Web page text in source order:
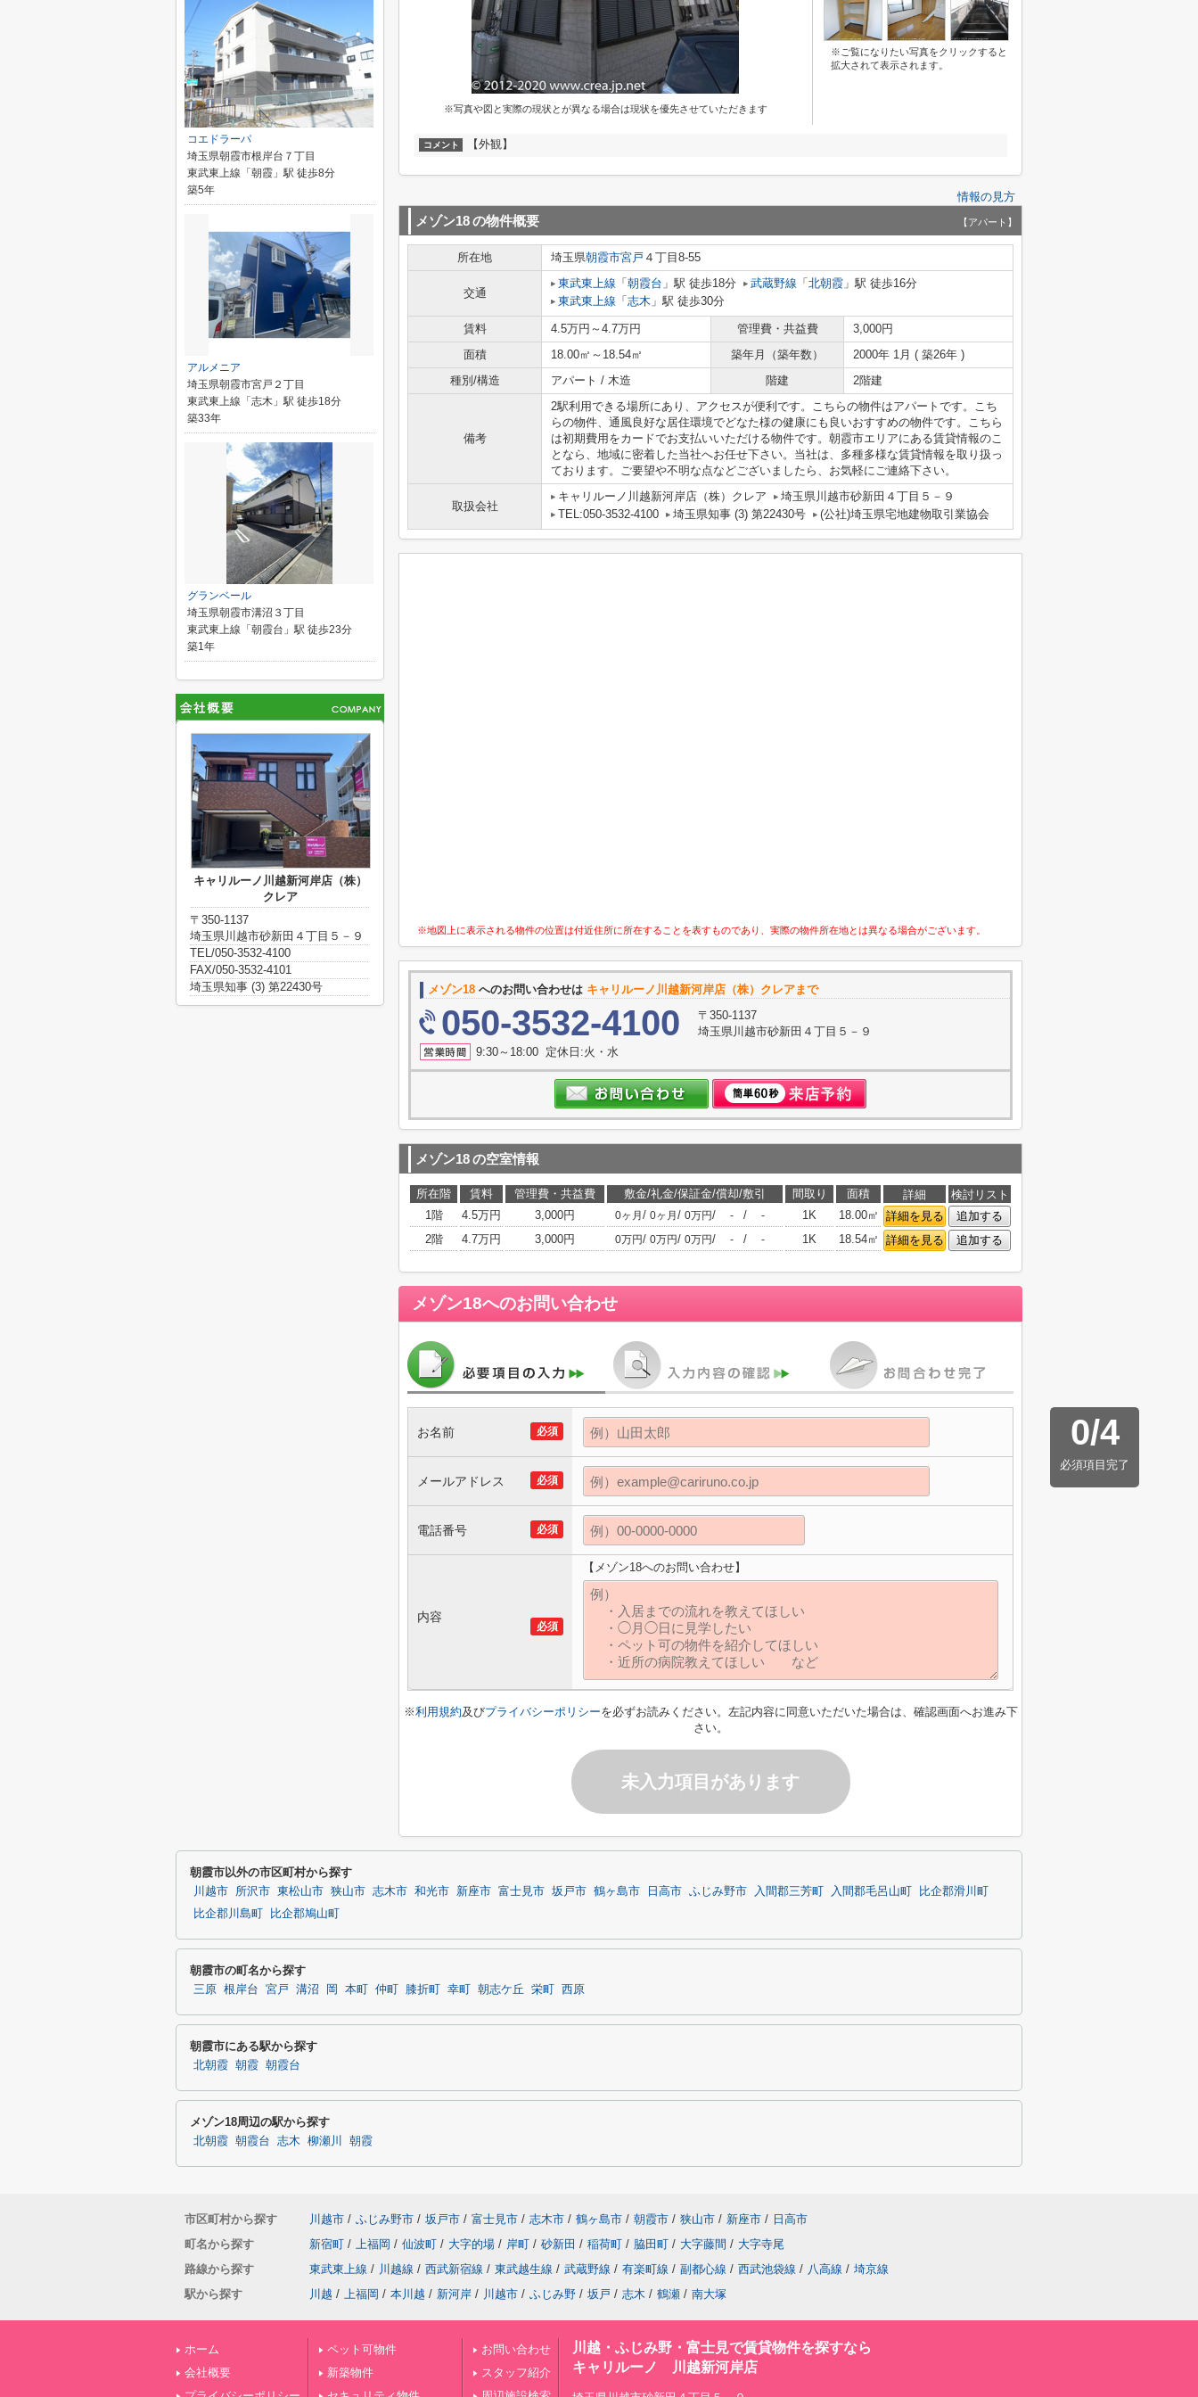
※写真や図と実際の現状とが異なる場合は現状を優先させていただきます
※ご覧になりたい写真をクリックすると
拡大されて表示されます。
コメント 【外観】
情報の見方
メゾン18の物件概要 【アパート】
所在地 埼玉県朝霞市宮戸 ４丁目8-55
交通
東武東上線 「 朝霞台 」駅 徒歩18分 武蔵野線 「 北朝霞 」駅 徒歩16分
東武東上線 「 志木 」駅 徒歩30分
賃料 4.5万円～4.7万円 管理費・共益費
3,000円
面積
18.00㎡～18.54㎡ 築年月（築年数）
2000年 1月 ( 築26年 )
種別/構造
アパート / 木造 階建 2階建
備考
2駅利用できる場所にあり、アクセスが便利です。こちらの物件はアパートです。こち
らの物件、通風良好な居住環境でどなた様の健康にも良いおすすめの物件です。こちら
は初期費用をカードでお支払いいただける物件です。朝霞市エリアにある賃貸情報のこ
となら、地域に密着した当社へお任せ下さい。当社は、多種多様な賃貸情報を取り扱っ
ております。ご要望や不明な点などございましたら、お気軽にご連絡下さい。
取扱会社
キャリルーノ川越新河岸店（株）クレア
埼玉県川越市砂新田４丁目５－９
TEL:050-3532-4100
埼玉県知事 (3) 第22430号 (公社)埼玉県宅地建物取引業協会
※地図上に表示される物件の位置は付近住所に所在することを表すものであり、実際の物件所在地とは異なる場合がございます。
メゾン18 へのお問い合わせは キャリルーノ川越新河岸店（株）クレアまで
050-3532-4100
〒350-1137
埼玉県川越市砂新田４丁目５－９
9:30～18:00 定休日:火・水
メゾン18の空室情報
所在階 賃料 管理費・共益費 敷金/礼金/保証金/償却/敷引 間取り 面積 詳細
検討リスト
1階
4.5万円 3,000円 0ヶ月 / 0ヶ月 / 0万円/ - / - 1K 18.00㎡ 詳細を見る
追加する
2階
4.7万円 3,000円 0万円/ 0万円/ 0万円/ - / - 1K 18.54㎡ 詳細を見る 追加する
メゾン18へのお問い合わせ
0/4
必須項目完了
必須
お名前
必須
メールアドレス
必須
電話番号
必須
内容
【メゾン18へのお問い合わせ】
※利用規約及びプライバシーポリシーを必ずお読みください。左記内容に同意いただいた場合は、確認画面へお進み下
さい。
未入力項目があります
コエドラーパ
埼玉県朝霞市根岸台７丁目
東武東上線「朝霞」駅 徒歩8分
築5年
アルメニア
埼玉県朝霞市宮戸２丁目
東武東上線「志木」駅 徒歩18分
築33年
グランベール
埼玉県朝霞市溝沼３丁目
東武東上線「朝霞台」駅 徒歩23分
築1年
キャリルーノ川越新河岸店（株）
クレア
〒350-1137
埼玉県川越市砂新田４丁目５－９
TEL/050-3532-4100
FAX/050-3532-4101
埼玉県知事 (3) 第22430号
朝霞市以外の市区町村から探す
川越市 所沢市 東松山市 狭山市 志木市 和光市 新座市 富士見市 坂戸市 鶴ヶ島市 日高市 ふじみ野市 入間郡三芳町 入間郡毛呂山町
比企郡滑川町
比企郡川島町
比企郡鳩山町
朝霞市の町名から探す
三原 根岸台 宮戸 溝沼 岡 本町 仲町 膝折町 幸町 朝志ケ丘 栄町 西原
朝霞市にある駅から探す
北朝霞 朝霞 朝霞台
メゾン18周辺の駅から探す
北朝霞 朝霞台 志木 柳瀬川 朝霞
市区町村から探す 川越市 / ふじみ野市 / 坂戸市 / 富士見市 / 志木市 / 鶴ヶ島市 / 朝霞市 / 狭山市 / 新座市 / 日高市
町名から探す
新宿町 / 上福岡 / 仙波町 / 大字的場 / 岸町 / 砂新田 / 稲荷町 / 脇田町 / 大字藤間 / 大字寺尾
路線から探す
東武東上線 / 川越線 / 西武新宿線 / 東武越生線 / 武蔵野線 / 有楽町線 / 副都心線 / 西武池袋線 / 八高線 / 埼京線
駅から探す
川越 / 上福岡 / 本川越 / 新河岸 / 川越市 / ふじみ野 / 坂戸 / 志木 / 鶴瀬 / 南大塚
ホーム
会社概要
ペット可物件
新築物件
お問い合わせ
スタッフ紹介
川越・ふじみ野・富士見で賃貸物件を探すなら
キャリルーノ 川越新河岸店